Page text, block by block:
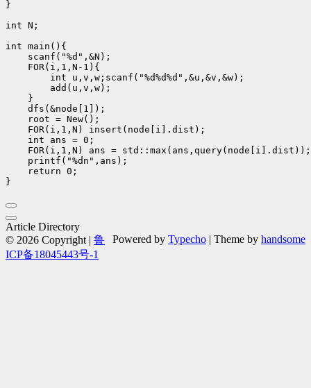
}
int N;
int main(){
    scanf("%d",&N);
    FOR(i,1,N-1){
        int u,v,w;scanf("%d%d%d",&u,&v,&w);
        add(u,v,w);
    }
    dfs(&node[1]);
    root = New();
    FOR(i,1,N) insert(node[i].dist);
    int ans = 0;
    FOR(i,1,N) ans = std::max(ans,query(node[i].dist));
    printf("%dn",ans);
    return 0;
Article Directory
Powered by Typecho | Theme by handsome
© 2026 Copyright | 鲁
ICP备18045443号-1